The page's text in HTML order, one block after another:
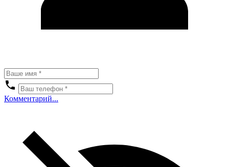
Комментарий...